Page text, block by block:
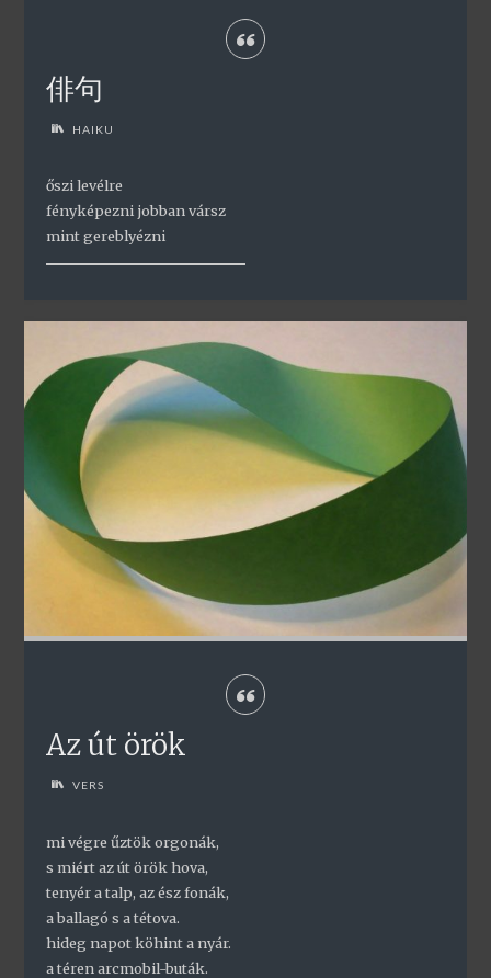
俳句
HAIKU
őszi levélre
fényképezni jobban vársz
mint gereblyézni
Az út örök
VERS
mi végre űztök orgonák,
s miért az út örök hova,
tenyér a talp, az ész fonák,
a ballagó s a tétova.
hideg napot köhint a nyár.
a téren arcmobil-buták.